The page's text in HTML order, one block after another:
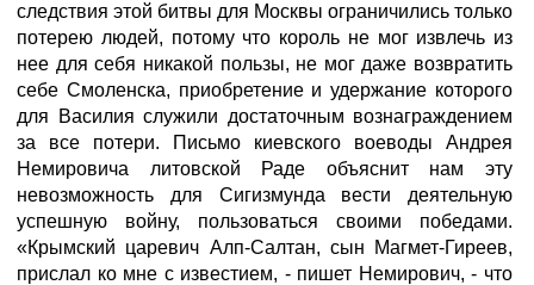
следствия этой битвы для Москвы ограничились только
потерею людей, потому что король не мог извлечь из
нее для себя никакой пользы, не мог даже возвратить
себе Смоленска, приобретение и удержание которого
для Василия служили достаточным вознаграждением
за все потери. Письмо киевского воеводы Андрея
Немировича литовской Раде объяснит нам эту
невозможность для Сигизмунда вести деятельную
успешную войну, пользоваться своими победами.
«Крымский царевич Алп-Салтан, сын Магмет-Гиреев,
прислал ко мне с известием, - пишет Немирович, - что